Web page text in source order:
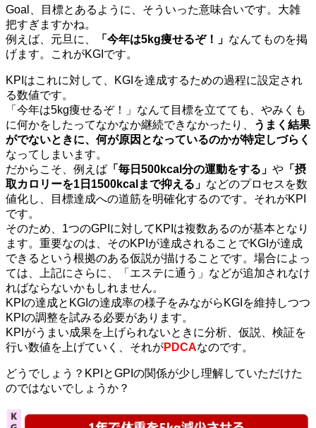
Goal、目標とあるように、そういった意味合いです。大雑
把すぎますかね。
例えば、元旦に、
「今年は5kg痩せるぞ！」 なんてものを掲
げます。これがKGIです。
KPIはこれに対して、KGIを達成するための過程に設定され
る数値です。
「今年は5kg痩せるぞ！」なんて目標を立てても、やみくも
に何かをしたってなかなか継続できなかったり、
うまく結果
がでないときに、何が原因となっているのかが特定しづらく
なってしまいます。
だからこそ、例えば 「毎日500kcal分の運動をする」 や 「摂
取カロリーを1日1500kcalまで抑える」 などのプロセスを数
値化し、目標達成への道筋を明確化するのです。それがKPI
です。
そのため、1つのGPIに対してKPIは複数あるのが基本となり
ます。重要なのは、そのKPIが達成されることでKGIが達成
できるという根拠のある仮説が描けることです。場合によっ
ては、上記にさらに、「エステに通う」などが追加されなけ
ればならないかもしれません。
KPIの達成とKGIの達成率の様子をみながらKGIを維持しつつ
KPIの調整を試みる必要があります。
KPIがうまい成果を上げられないときに分析、仮説、検証を
行い数値を上げていく、それがPDCAなのです。
どうでしょう？KPIとGPIの関係が少し理解していただけた
のではないでしょうか？